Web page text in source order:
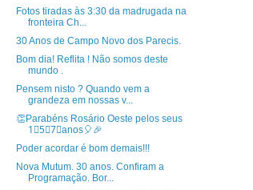
Fotos tiradas às 3:30 da madrugada na
fronteira Ch...
30 Anos de Campo Novo dos Parecis.
Bom dia! Reflita ! Não somos deste
mundo .
Pensem nisto ? Quando vem a
grandeza em nossas v...
👏Parabéns Rosário Oeste pelos seus
1⃣5⃣7⃣anos🎈🎉
Poder acordar é bom demais!!!
Nova Mutum. 30 anos. Confiram a
Programação. Bor...